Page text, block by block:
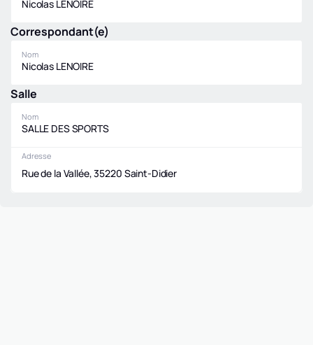
Nicolas LENOIRE
Correspondant(e)
Nom
Nicolas LENOIRE
Salle
Nom
SALLE DES SPORTS
Adresse
Rue de la Vallée, 35220 Saint-Didier